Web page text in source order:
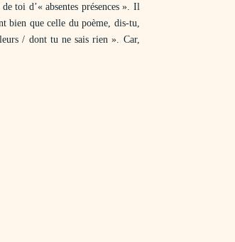
toi d’« absentes présences ». Il
bien que celle du poème, dis-tu,
/ dont tu ne sais rien ». Car,